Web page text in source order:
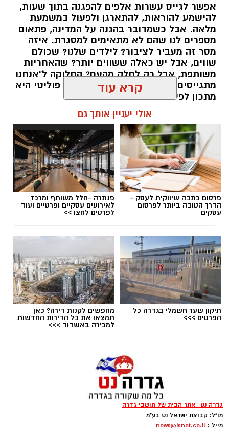
יש לכם מידע חשוב שטרם נחשף? צילומים מאירוע
חדשותי? מצאתם טעות בכתבה? נשמח שתשתפו
אותנו
אפשר לגייס עשרות אלפים להפגנה בתוך שעות,
להישמע להוראות, להתארגן ולפעול במשמעת
מלאה. אבל כשמדובר בהגנה על המדינה, פתאום
מספרים לנו שהם לא מתאימים למסגרת. איזה
מסר זה מעביר לציבור? לילדים שלנו? שכולם
שווים, אבל יש כאלה ששווים יותר? שהאחריות
משותפת, אבל רק לחלק מהעם? החלוקה ל"אנחנו
מתגייסים" ו"הם לא" היא לא רק ויכוח פוליטי היא
מתכון לפילוג שמפורר אותנו מבפנים.
תגים:הפגנות חרדיים גיוס לצה"ל
הפגנות חרדים chatgpt
הפגנות הענק היום, ששיבשו את סדר היום של
מאות אלפי אזרחים, העלו אצלי שאלה
קרא עוד
אולי יעניין אותך גם
פרסום כתבה שיווקית לעסק -
הדרך הטובה ביותר לפרסום
עסקים
פנתרה -חלל משותף ומרכז
לאירועים עסקיים ופרטיים ועוד
לפרטים לחצו >>
תיקון שער חשמלי בגדרה כל
הפרטים >>>
מחפשים לקנות דירה? כאן
תמצאו את כל הדירות החדשות
למכירה באשדוד >>>
גדרה נט -אתר הבית של תושבי גדרה
מו"ל: קבוצת ישראל נט בע"מ
מייל : news@isnet.co.il